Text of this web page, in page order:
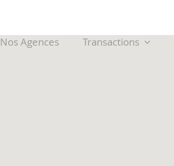
Nos Agences Transactions